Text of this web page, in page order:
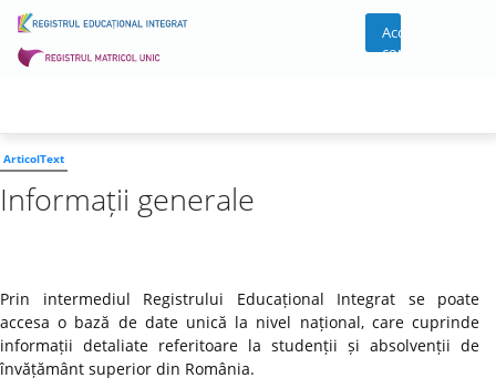
Acces
cont
ArticolText
Informații generale
Prin intermediul Registrului Educațional Integrat se poate
accesa o bază de date unică la nivel național, care cuprinde
informații detaliate referitoare la studenții și absolvenții de
învățământ superior din România.